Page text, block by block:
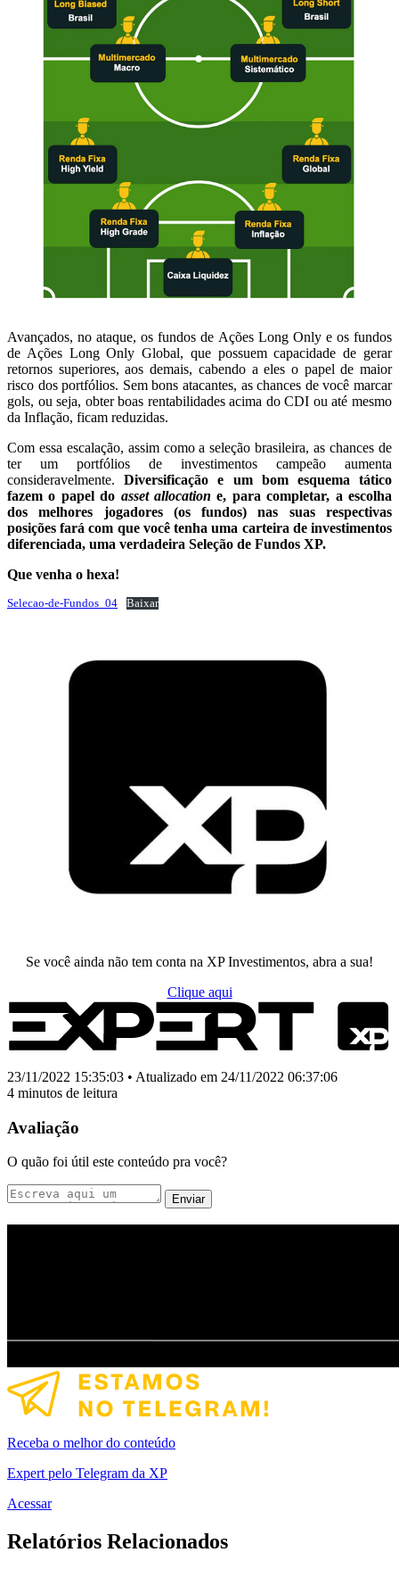
Avançados, no ataque, os fundos de Ações Long Only e os fundos
de Ações Long Only Global, que possuem capacidade de gerar
retornos superiores, aos demais, cabendo a eles o papel de maior
risco dos portfólios. Sem bons atacantes, as chances de você marcar
gols, ou seja, obter boas rentabilidades acima do CDI ou até mesmo
da Inflação, ficam reduzidas.
Com essa escalação, assim como a seleção brasileira, as chances de
ter um portfólios de investimentos campeão aumenta
consideravelmente.Diversificação e um bom esquema tático
fazem o papel do asset allocatione, para completar, a escolha
dos melhores jogadores (os fundos) nas suas respectivas
posições fará com que você tenha uma carteira de investimentos
diferenciada, uma verdadeira Seleção de Fundos XP.
Que venha o hexa!
Selecao-de-Fundos_04 Baixar
Se você ainda não tem conta na XP Investimentos, abra a sua!
Clique aqui
23/11/2022 15:35:03 • Atualizado em 24/11/2022 06:37:06
4 minutos de leitura
Avaliação
O quão foi útil este conteúdo pra você?
Enviar
Receba o melhor do conteúdo
Expert pelo Telegram da XP
Acessar
Relatórios Relacionados